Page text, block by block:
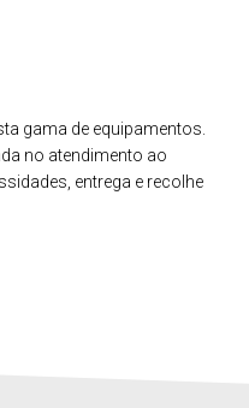
gama de equipamentos.
no atendimento ao
entrega e recolhe